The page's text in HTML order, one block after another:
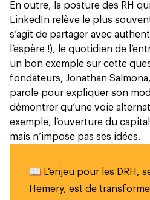
En outre, la posture des RH
LinkedIn relève le plus
s’agit de partager avec
l’espère !), le quotidien de
un bon exemple sur cette
fondateurs, Jonathan Salmona
parole pour expliquer son
démontrer qu’une voie
exemple, l’ouverture du
mais n’impose pas ses idées.
📖 L’enjeu pour les DRH,
Hemery, est de